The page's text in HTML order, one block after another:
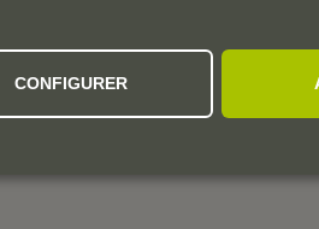
CONFIGURER